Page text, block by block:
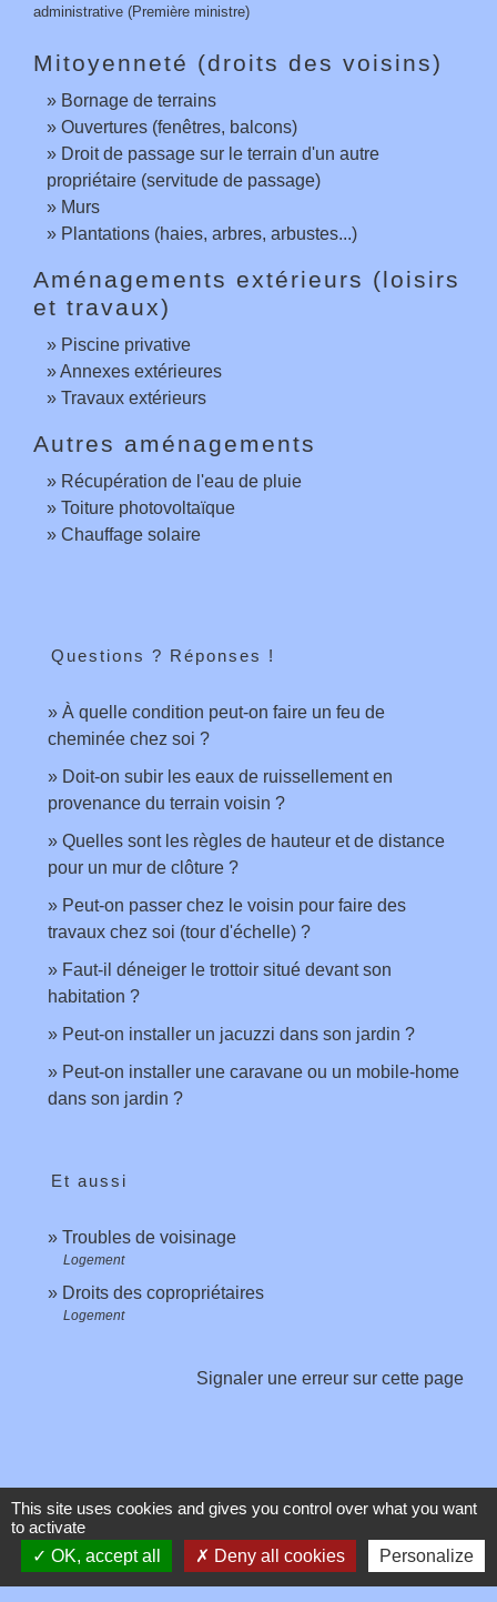
administrative (Première ministre)
Mitoyenneté (droits des voisins)
Bornage de terrains
Ouvertures (fenêtres, balcons)
Droit de passage sur le terrain d'un autre
propriétaire (servitude de passage)
Murs
Plantations (haies, arbres, arbustes...)
Aménagements extérieurs (loisirs
et travaux)
Piscine privative
Annexes extérieures
Travaux extérieurs
Autres aménagements
Récupération de l'eau de pluie
Toiture photovoltaïque
Chauffage solaire
Questions ? Réponses !
À quelle condition peut-on faire un feu de
cheminée chez soi ?
Doit-on subir les eaux de ruissellement en
provenance du terrain voisin ?
Quelles sont les règles de hauteur et de distance
pour un mur de clôture ?
Peut-on passer chez le voisin pour faire des
travaux chez soi (tour d'échelle) ?
Faut-il déneiger le trottoir situé devant son
habitation ?
Peut-on installer un jacuzzi dans son jardin ?
Peut-on installer une caravane ou un mobile-home
dans son jardin ?
Et aussi
Troubles de voisinage
Logement
Droits des copropriétaires
Logement
Signaler une erreur sur cette page
Contacts
Commune de Toussieux
This site uses cookies and gives you control over what you want
to activate
OK, accept all
Deny all cookies Personalize